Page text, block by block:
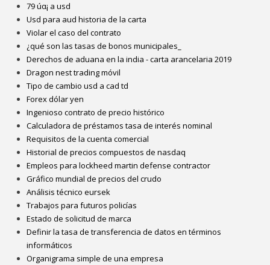
79 úα¡ a usd
Usd para aud historia de la carta
Violar el caso del contrato
¿qué son las tasas de bonos municipales_
Derechos de aduana en la india - carta arancelaria 2019
Dragon nest trading móvil
Tipo de cambio usd a cad td
Forex dólar yen
Ingenioso contrato de precio histórico
Calculadora de préstamos tasa de interés nominal
Requisitos de la cuenta comercial
Historial de precios compuestos de nasdaq
Empleos para lockheed martin defense contractor
Gráfico mundial de precios del crudo
Análisis técnico eursek
Trabajos para futuros policías
Estado de solicitud de marca
Definir la tasa de transferencia de datos en términos
informáticos
Organigrama simple de una empresa